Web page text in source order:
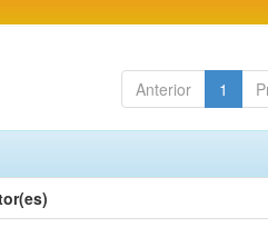
Anterior 1